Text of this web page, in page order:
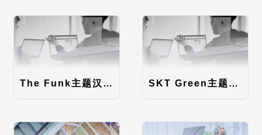
The Funk主题汉化包 SKT Green主题汉化包